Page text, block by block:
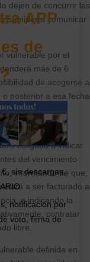
dejen de concurrir las
a comunicar
vulnerable por el
más de 6
de acogerse a
posterior a esa fecha
Real Decreto
obligada a indicar
del vencimiento
informando de que,
a ser facturado a
e indicando la
contratar
libre.
definida en
APP
de
sin descargas,
notificación por
voto, firma de